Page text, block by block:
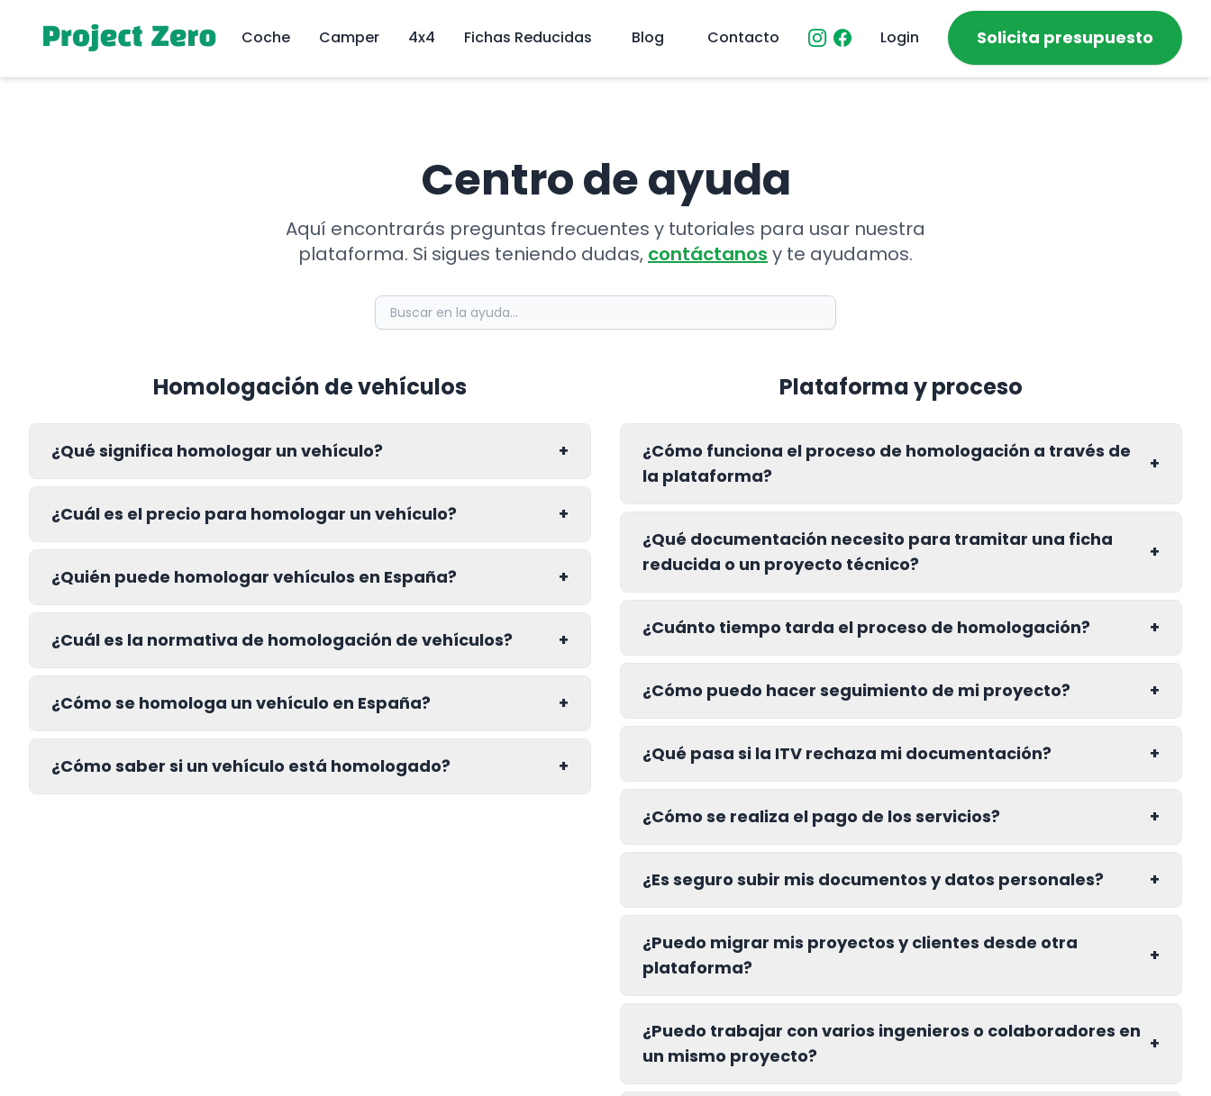
Coche Camper 4x4 Fichas Reducidas Blog Contacto Login Solicita presupuesto
Centro de ayuda
Aquí encontrarás preguntas frecuentes y tutoriales para usar nuestra
plataforma. Si sigues teniendo dudas, contáctanos y te ayudamos.
Homologación de vehículos
¿Qué significa homologar un vehículo? +
¿Cuál es el precio para homologar un vehículo? +
¿Quién puede homologar vehículos en España? +
¿Cuál es la normativa de homologación de vehículos? +
¿Cómo se homologa un vehículo en España? +
¿Cómo saber si un vehículo está homologado? +
Plataforma y proceso
¿Cómo funciona el proceso de homologación a través de
la plataforma?
+
¿Qué documentación necesito para tramitar una ficha
reducida o un proyecto técnico?
+
¿Cuánto tiempo tarda el proceso de homologación? +
¿Cómo puedo hacer seguimiento de mi proyecto? +
¿Qué pasa si la ITV rechaza mi documentación? +
¿Cómo se realiza el pago de los servicios? +
¿Es seguro subir mis documentos y datos personales? +
¿Puedo migrar mis proyectos y clientes desde otra
plataforma?
+
¿Puedo trabajar con varios ingenieros o colaboradores en
un mismo proyecto?
+